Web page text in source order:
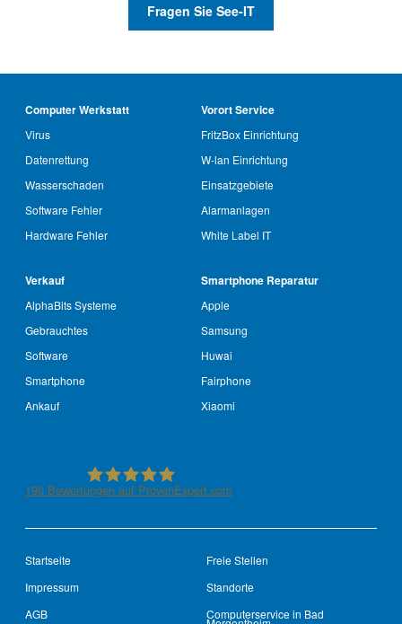
Fragen Sie See-IT
Computer Werkstatt
Virus
Datenrettung
Wasserschaden
Software Fehler
Hardware Fehler
Vorort Service
FritzBox Einrichtung
W-lan Einrichtung
Einsatzgebiete
Alarmanlagen
White Label IT
Verkauf
AlphaBits Systeme
Gebrauchtes
Software
Smartphone
Ankauf
Smartphone Reparatur
Apple
Samsung
Huwai
Fairphone
Xiaomi
See-IT-Service
190 Bewertungen auf ProvenExpert.com
Startseite
Impressum
AGB
Freie Stellen
Standorte
Computerservice in Bad